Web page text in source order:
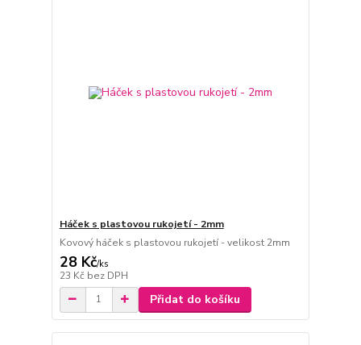
Háček s plastovou rukojetí - 2mm
Kovový háček s plastovou rukojetí - velikost 2mm
28 Kč/ks
23 Kč bez DPH
Přidat do košíku